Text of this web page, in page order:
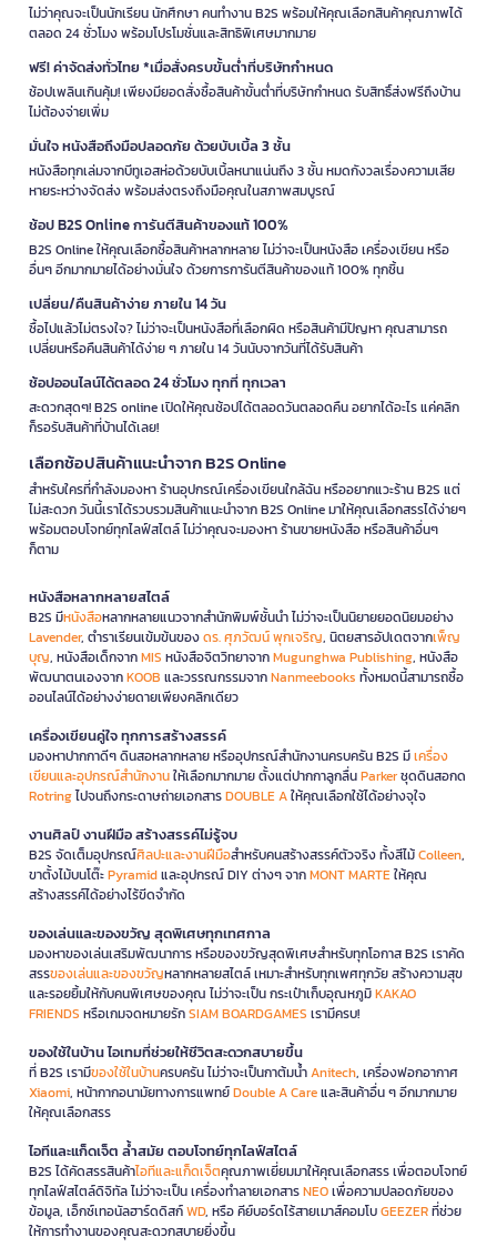
ไม่ว่าคุณจะเป็นนักเรียน นักศึกษา คนทำงาน B2S พร้อมให้คุณเลือกสินค้าคุณภาพได้
ตลอด 24 ชั่วโมง พร้อมโปรโมชั่นและสิทธิพิเศษมากมาย
ฟรี! ค่าจัดส่งทั่วไทย *เมื่อสั่งครบขั้นต่ำที่บริษัทกำหนด
ช้อปเพลินเกินคุ้ม! เพียงมียอดสั่งซื้อสินค้าขั้นต่ำที่บริษัทกำหนด รับสิทธิ์ส่งฟรีถึงบ้าน
ไม่ต้องจ่ายเพิ่ม
มั่นใจ หนังสือถึงมือปลอดภัย ด้วยบับเบิ้ล 3 ชั้น
หนังสือทุกเล่มจากบีทูเอสห่อด้วยบับเบิ้ลหนาแน่นถึง 3 ชั้น หมดกังวลเรื่องความเสีย
หายระหว่างจัดส่ง พร้อมส่งตรงถึงมือคุณในสภาพสมบูรณ์
ช้อป B2S Online การันตีสินค้าของแท้ 100%
B2S Online ให้คุณเลือกซื้อสินค้าหลากหลาย ไม่ว่าจะเป็นหนังสือ เครื่องเขียน หรือ
อื่นๆ อีกมากมายได้อย่างมั่นใจ ด้วยการการันตีสินค้าของแท้ 100% ทุกชิ้น
เปลี่ยน/คืนสินค้าง่าย ภายใน 14 วัน
ซื้อไปแล้วไม่ตรงใจ? ไม่ว่าจะเป็นหนังสือที่เลือกผิด หรือสินค้ามีปัญหา คุณสามารถ
เปลี่ยนหรือคืนสินค้าได้ง่าย ๆ ภายใน 14 วันนับจากวันที่ได้รับสินค้า
ช้อปออนไลน์ได้ตลอด 24 ชั่วโมง ทุกที่ ทุกเวลา
สะดวกสุดๆ! B2S online เปิดให้คุณช้อปได้ตลอดวันตลอดคืน อยากได้อะไร แค่คลิก
ก็รอรับสินค้าที่บ้านได้เลย!
เลือกช้อปสินค้าแนะนำจาก B2S Online
สำหรับใครที่กำลังมองหา ร้านอุปกรณ์เครื่องเขียนใกล้ฉัน หรืออยากแวะร้าน B2S แต่
ไม่สะดวก วันนี้เราได้รวบรวมสินค้าแนะนำจาก B2S Online มาให้คุณเลือกสรรได้ง่ายๆ
พร้อมตอบโจทย์ทุกไลฟ์สไตล์ ไม่ว่าคุณจะมองหา ร้านขายหนังสือ หรือสินค้าอื่นๆ
ก็ตาม
หนังสือหลากหลายสไตล์
B2S มีหนังสือหลากหลายแนวจากสำนักพิมพ์ชั้นนำ ไม่ว่าจะเป็นนิยายยอดนิยมอย่าง
Lavender, ตำราเรียนเข้มข้นของดร. ศุภวัฒน์ พุกเจริญ, นิตยสารอัปเดตจากเพ็ญ
บุญ, หนังสือเด็กจากMIS หนังสือจิตวิทยาจากMugunghwa Publishing, หนังสือ
พัฒนาตนเองจากKOOB และวรรณกรรมจากNanmeebooks ทั้งหมดนี้สามารถซื้อ
ออนไลน์ได้อย่างง่ายดายเพียงคลิกเดียว
เครื่องเขียนคู่ใจ ทุกการสร้างสรรค์
มองหาปากกาดีๆ ดินสอหลากหลาย หรืออุปกรณ์สำนักงานครบครัน B2S มีเครื่อง
เขียนและอุปกรณ์สำนักงานให้เลือกมากมาย ตั้งแต่ปากกาลูกลื่นParkerชุดดินสอกด
Rotringไปจนถึงกระดาษถ่ายเอกสารDOUBLE Aให้คุณเลือกใช้ได้อย่างจุใจ
งานศิลป์ งานฝีมือ สร้างสรรค์ไม่รู้จบ
B2S จัดเต็มอุปกรณ์ศิลปะและงานฝีมือสำหรับคนสร้างสรรค์ตัวจริง ทั้งสีไม้Colleen,
ขาตั้งไม้บนโต๊ะPyramidและอุปกรณ์ DIY ต่างๆ จากMONT MARTEให้คุณ
สร้างสรรค์ได้อย่างไร้ขีดจำกัด
ของเล่นและของขวัญ สุดพิเศษทุกเทศกาล
มองหาของเล่นเสริมพัฒนาการ หรือของขวัญสุดพิเศษสำหรับทุกโอกาส B2S เราคัด
สรรของเล่นและของขวัญหลากหลายสไตล์ เหมาะสำหรับทุกเพศทุกวัย สร้างความสุข
และรอยยิ้มให้กับคนพิเศษของคุณ ไม่ว่าจะเป็น กระเป๋าเก็บอุณหภูมิKAKAO
FRIENDS หรือเกมจดหมายรักSIAM BOARDGAMES เรามีครบ!
ของใช้ในบ้าน ไอเทมที่ช่วยให้ชีวิตสะดวกสบายขึ้น
ที่ B2S เรามีของใช้ในบ้านครบครัน ไม่ว่าจะเป็นกาต้มน้ำAnitech, เครื่องฟอกอากาศ
Xiaomi, หน้ากากอนามัยทางการแพทย์Double A Careและสินค้าอื่น ๆ อีกมากมาย
ให้คุณเลือกสรร
ไอทีและแก็ดเจ็ต ล้ำสมัย ตอบโจทย์ทุกไลฟ์สไตล์
B2S ได้คัดสรรสินค้าไอทีและแก็ดเจ็ตคุณภาพเยี่ยมมาให้คุณเลือกสรร เพื่อตอบโจทย์
ทุกไลฟ์สไตล์ดิจิทัล ไม่ว่าจะเป็น เครื่องทำลายเอกสารNEOเพื่อความปลอดภัยของ
ข้อมูล, เอ็กซ์เทอนัลฮาร์ดดิสก์WD, หรือ คีย์บอร์ดไร้สายเมาส์คอมโบGEEZERที่ช่วย
ให้การทำงานของคุณสะดวกสบายยิ่งขึ้น